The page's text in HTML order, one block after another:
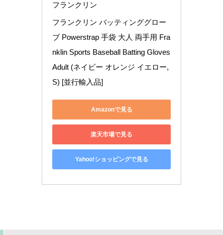
フランクリン
フランクリン バッティンググロー
ブ Powerstrap 手袋 大人 両手用 Fra
nklin Sports Baseball Batting Gloves
Adult (ネイビー オレンジ イエロー,
S) [並行輸入品]
Amazonで見る
楽天市場で見る
Yahoo!ショッピングで見る